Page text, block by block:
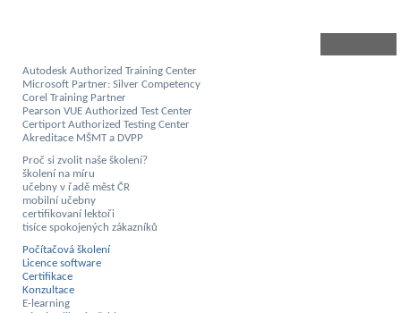
Autodesk Authorized Training Center
Microsoft Partner: Silver Competency
Corel Training Partner
Pearson VUE Authorized Test Center
Certiport Authorized Testing Center
Akreditace MŠMT a DVPP
Proč si zvolit naše školení?
školení na míru
učebny v řadě měst ČR
mobilní učebny
certifikovaní lektoři
tisíce spokojených zákazníků
Počítačová školení
Licence software
Certifikace
Konzultace
E-learning